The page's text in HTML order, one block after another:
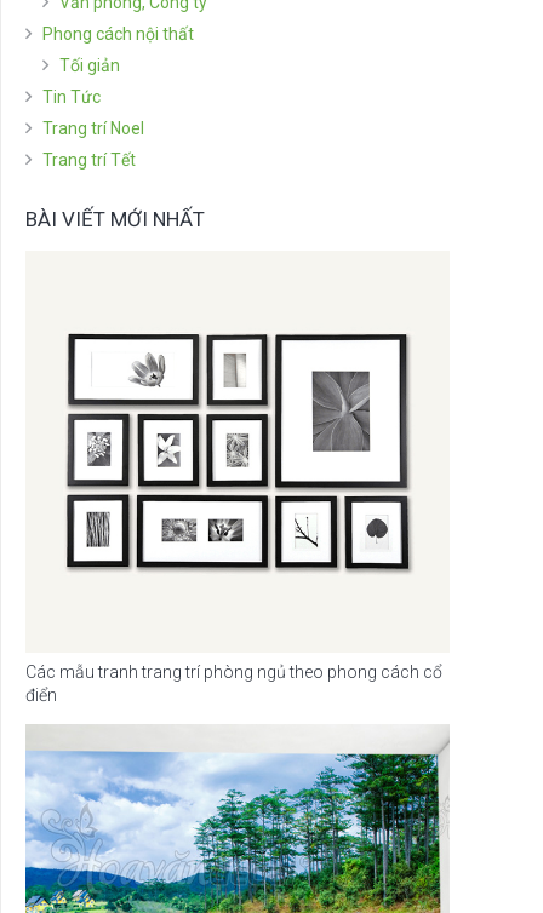
Phong cách nội thất
Tối giản
Tin Tức
Trang trí Noel
Trang trí Tết
BÀI VIẾT MỚI NHẤT
Các mẫu tranh trang trí phòng ngủ theo phong cách cổ
điển